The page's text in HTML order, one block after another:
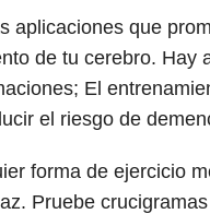
aplicaciones que
de tu cerebro. Hay
El
el riesgo de
forma de ejercicio
Pruebe